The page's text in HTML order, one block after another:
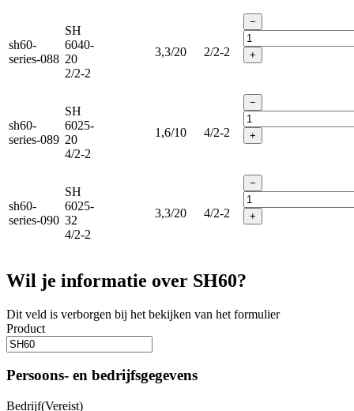
sh60-
series-088
SH
6040-
20
2/2-2
3,3/20 2/2-2
−
+
sh60-
series-089
SH
6025-
20
4/2-2
1,6/10 4/2-2
−
+
sh60-
series-090
SH
6025-
32
4/2-2
3,3/20 4/2-2
−
+
Wil je informatie over SH60?
Dit veld is verborgen bij het bekijken van het formulier
Product
Persoons- en bedrijfsgegevens
Bedrijf(Vereist)